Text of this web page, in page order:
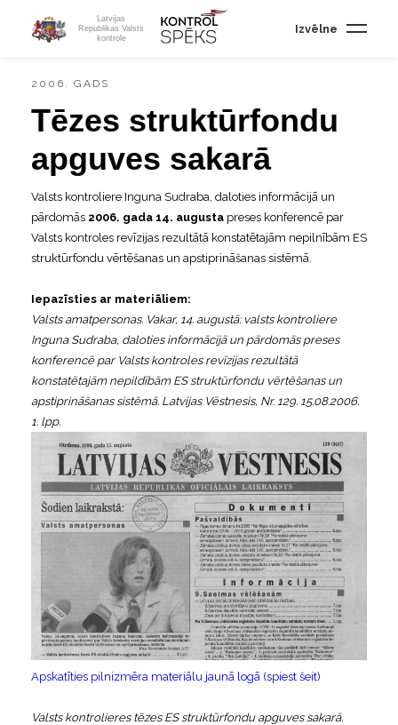
Latvijas
Republikas Valsts
kontrole
Izvēlne
2006. GADS
Tēzes struktūrfondu
apguves sakarā
Valsts kontroliere Inguna Sudraba, daloties informācijā un
pārdomās 2006. gada 14. augusta preses konferencē par
Valsts kontroles revīzijas rezultātā konstatētajām nepilnībām ES
struktūrfondu vērtēšanas un apstiprināšanas sistēmā.
Iepazīsties ar materiāliem:
Valsts amatpersonas. Vakar, 14. augustā: valsts kontroliere
Inguna Sudraba, daloties informācijā un pārdomās preses
konferencē par Valsts kontroles revīzijas rezultātā
konstatētajām nepildībām ES struktūrfondu vērtēšanas un
apstiprināšanas sistēmā. Latvijas Vēstnesis, Nr. 129. 15.08.2006.
1. lpp.
Apskatīties pilnizmēra materiālu jaunā logā (spiest šeit)
Valsts kontrolieres tēzes ES struktūrfondu apguves sakarā.